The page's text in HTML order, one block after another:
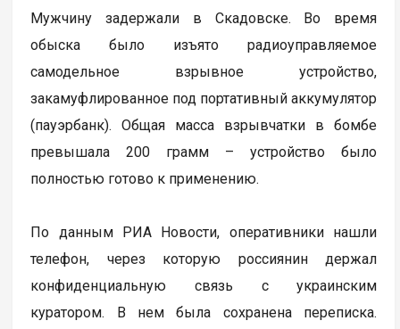
Мужчину задержали в Скадовске. Во время
обыска было изъято радиоуправляемое
самодельное взрывное устройство,
закамуфлированное под портативный аккумулятор
(пауэрбанк). Общая масса взрывчатки в бомбе
превышала 200 грамм – устройство было
полностью готово к применению.
По данным РИА Новости, оперативники нашли
телефон, через которую россиянин держал
конфиденциальную связь с украинским
куратором. В нем была сохранена переписка.